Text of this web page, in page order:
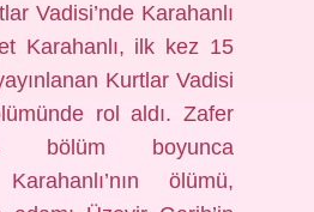
Vadisi’nde Karahanlı
Karahanlı, ilk kez 15
Kurtlar Vadisi
rol aldı. Zafer
bölüm boyunca
Karahanlı’nın ölümü,